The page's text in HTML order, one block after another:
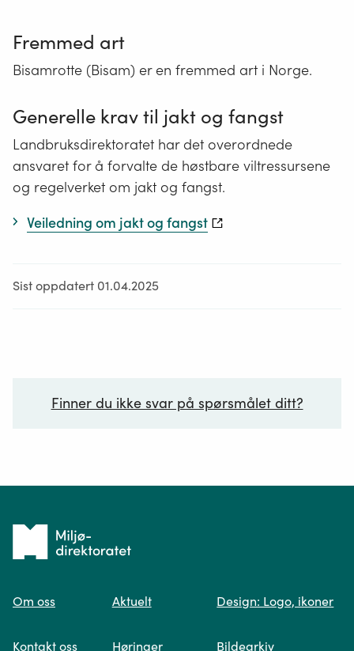
Fremmed art
Bisamrotte (Bisam) er en fremmed art i Norge.
Generelle krav til jakt og fangst
Landbruksdirektoratet har det overordnede
ansvaret for å forvalte de høstbare viltressursene
og regelverket om jakt og fangst.
Veiledning om jakt og fangst
Sist oppdatert 01.04.2025
Finner du ikke svar på spørsmålet ditt?
Spør oss
Tilbake
forsiden
Om oss
Kontakt oss
Aktuelt
Høringer
Design: Logo, ikoner
Bildearkiv